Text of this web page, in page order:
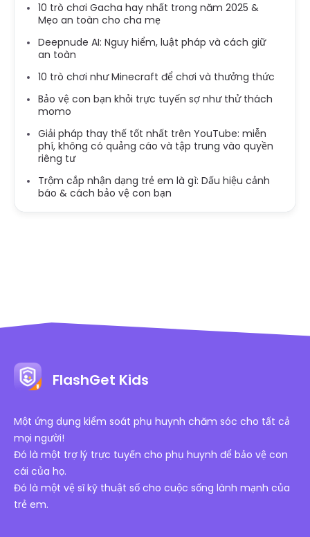
10 trò chơi Gacha hay nhất trong năm 2025 &
Mẹo an toàn cho cha mẹ
Deepnude AI: Nguy hiểm, luật pháp và cách giữ
an toàn
10 trò chơi như Minecraft để chơi và thưởng thức
Bảo vệ con bạn khỏi trực tuyến sợ như thử thách
momo
Giải pháp thay thế tốt nhất trên YouTube: miễn
phí, không có quảng cáo và tập trung vào quyền
riêng tư
Trộm cắp nhận dạng trẻ em là gì: Dấu hiệu cảnh
báo & cách bảo vệ con bạn
FlashGet Kids
Một ứng dụng kiểm soát phụ huynh chăm sóc cho tất cả
mọi người!
Đó là một trợ lý trực tuyến cho phụ huynh để bảo vệ con
cái của họ.
Đó là một vệ sĩ kỹ thuật số cho cuộc sống lành mạnh của
trẻ em.